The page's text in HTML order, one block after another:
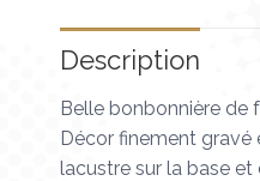
Description
Belle bonbonnière de
Décor finement gravé
lacustre sur la base et